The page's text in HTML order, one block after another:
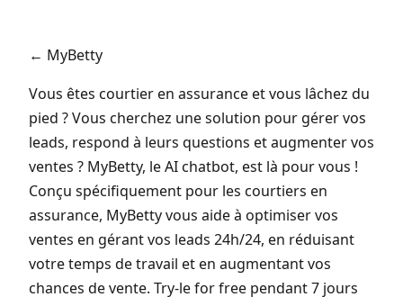
← MyBetty
Vous êtes courtier en assurance et vous lâchez du
pied ? Vous cherchez une solution pour gérer vos
leads, respond à leurs questions et augmenter vos
ventes ? MyBetty, le AI chatbot, est là pour vous !
Conçu spécifiquement pour les courtiers en
assurance, MyBetty vous aide à optimiser vos
ventes en gérant vos leads 24h/24, en réduisant
votre temps de travail et en augmentant vos
chances de vente. Try-le for free pendant 7 jours